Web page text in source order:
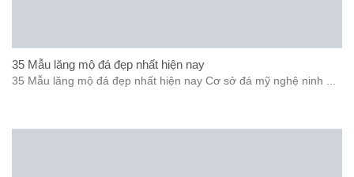
35 Mẫu lăng mộ đá đẹp nhất hiện nay
35 Mẫu lăng mộ đá đẹp nhất hiện nay Cơ sở đá mỹ nghệ ninh ...